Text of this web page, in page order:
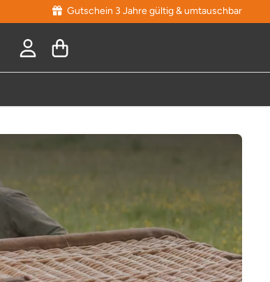
Gutschein 3 Jahre gültig & umtauschbar
Suchbegriff eingeben, Vorschläge erscheinen